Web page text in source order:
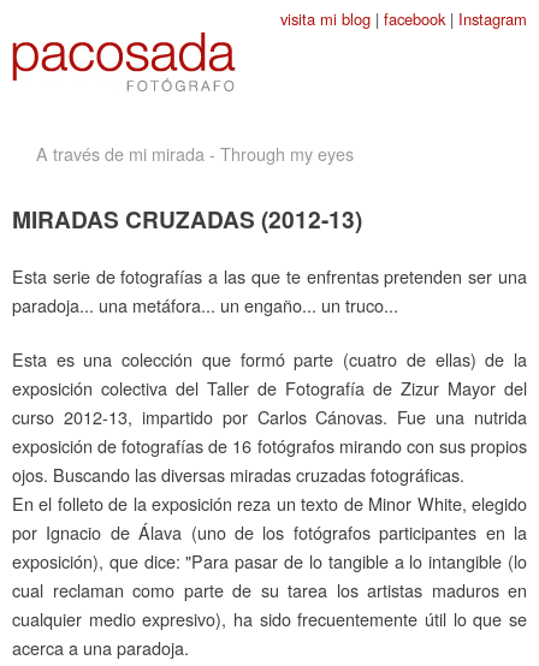
Jump to navigation
visita mi blog | facebook| Instagram
A través de mi mirada - Through my eyes
MIRADAS CRUZADAS (2012-13)
Esta serie de fotografías a las que te enfrentas pretenden ser una
paradoja... una metáfora... un engaño... un truco...
Esta es una colección que formó parte (cuatro de ellas) de la
exposición colectiva del Taller de Fotografía de Zizur Mayor del
curso 2012-13, impartido por Carlos Cánovas. Fue una nutrida
exposición de fotografías de 16 fotógrafos mirando con sus propios
ojos. Buscando las diversas miradas cruzadas fotográficas.
En el folleto de la exposición reza un texto de Minor White, elegido
por Ignacio de Álava (uno de los fotógrafos participantes en la
exposición), que dice: "Para pasar de lo tangible a lo intangible (lo
cual reclaman como parte de su tarea los artistas maduros en
cualquier medio expresivo), ha sido frecuentemente útil lo que se
acerca a una paradoja.